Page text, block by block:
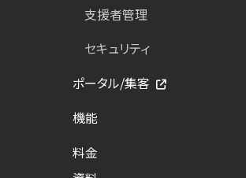
支援者管理
セキュリティ
ポータル/集客
機能
料金